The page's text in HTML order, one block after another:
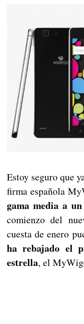
Estoy seguro que
firma española
gama media a
comienzo del
cuesta de enero
ha rebajado el
estrella, el